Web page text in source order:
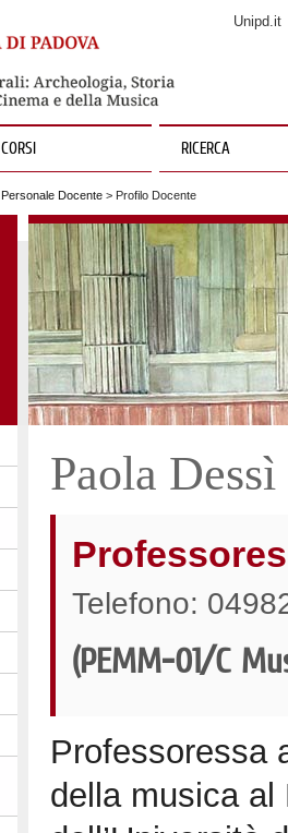
Unipd.it
CORSI RICERCA
Personale Docente > Profilo Docente
Paola Dessì
Telefono:
(PEMM-01/C
Professoressa
della musica al